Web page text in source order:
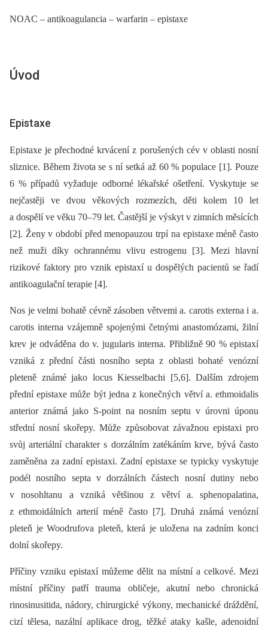
NOAC – antikoagulancia – warfarin – epistaxe
Úvod
Epistaxe
Epistaxe je přechodné krvácení z porušených cév v oblasti nosní
sliznice. Během života se s ní setká až 60 % populace [1]. Pouze
6 % případů vyžaduje odborné lékařské ošetření. Vyskytuje se
nejčastěji ve dvou věkových rozmezích, děti kolem 10 let
a dospělí ve věku 70–79 let. Častější je výskyt v zimních měsících
[2]. Ženy v období před menopauzou trpí na epistaxe méně často
než muži díky ochrannému vlivu estrogenu [3]. Mezi hlavní
rizikové faktory pro vznik epistaxí u dospělých pacientů se řadí
antikoagulační terapie [4].
Nos je velmi bohatě cévně zásoben větvemi a. carotis externa i a.
carotis interna vzájemně spojenými četnými anastomózami, žilní
krev je odváděna do v. jugularis interna. Přibližně 90 % epistaxí
vzniká z přední části nosního septa z oblasti bohaté venózní
pleteně známé jako locus Kiesselbachi [5,6]. Dalším zdrojem
přední epistaxe může být jedna z konečných větví a. ethmoidalis
anterior známá jako S-point na nosním septu v úrovni úponu
střední nosní skořepy. Může způsobovat závažnou epistaxi pro
svůj arteriální charakter s dorzálním zatékáním krve, bývá často
zaměněna za zadní epistaxi. Zadní epistaxe se typicky vyskytuje
podél nosního septa v dorzálních částech nosní dutiny nebo
v nosohltanu a vzniká většinou z větví a. sphenopalatina,
z ethmoidálních arterií méně často [7]. Druhá známá venózní
pleteň je Woodrufova pleteň, která je uložena na zadním konci
dolní skořepy.
Příčiny vzniku epistaxí můžeme dělit na místní a celkové. Mezi
místní příčiny patří trauma obličeje, akutní nebo chronická
rinosinusitida, nádory, chirurgické výkony, mechanické dráždění,
cizí tělesa, nazální aplikace drog, těžké ataky kašle, adenoidní